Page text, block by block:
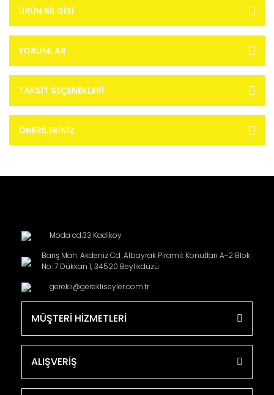
ÜRÜN BILGISI
YORUMLAR
TAKSIT SEÇENEKLERI
ÖNERILERINIZ
Moda cd.33 Kadikoy
Barış Mah. Akdeniz Cd. Albayrak Piramit Konutları A-2 Blok
No: 7 Dükkan 1, 34520 Beylikdüzü
gerekli@gerekliseyler.com.tr
MÜŞTERİ HİZMETLERİ
ALIŞVERİŞ